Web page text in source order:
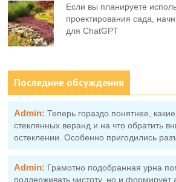
Если вы планируете
проектирования сада,
для ChatGPT
Последние обсуждения
Admin: Теперь гораздо понятнее,
стеклянных веранд и на что обратить
остеклении. Особенно пригодились
Admin: Грамотно подобранная урна
поддерживать чистоту, но и формирует